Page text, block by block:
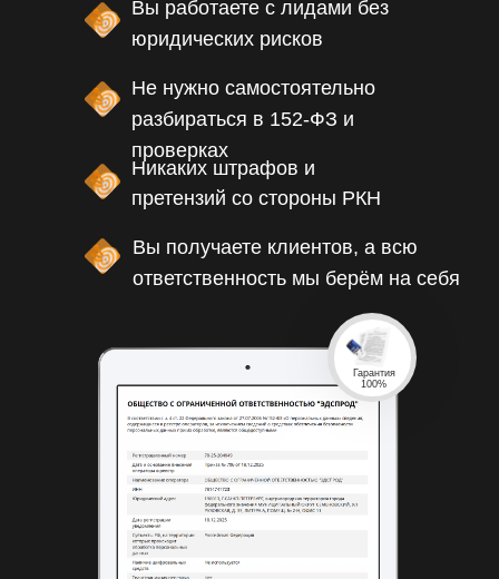
Гарантия
100%
Вы получаете клиентов, а всю
ответственность мы берём на себя
Никаких штрафов и
претензий со стороны РКН
Не нужно самостоятельно
разбираться в 152-ФЗ и
проверках
Вы работаете с лидами без
юридических рисков